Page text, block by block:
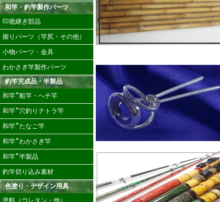
和竿・釣竿製作パーツ
印籠継ぎ部品
握りパーツ（竿尻・その他）
小物パーツ・金具
わかさぎ竿製作パーツ
釣竿完成品・半製品
和竿”船竿・へチ竿
和竿”穴釣りテトラ竿
和竿”たなご竿
和竿”わかさぎ竿
和竿”半製品
釣竿切り込み素材
色塗り・デザイン用具
塗料（ウレタン・他）